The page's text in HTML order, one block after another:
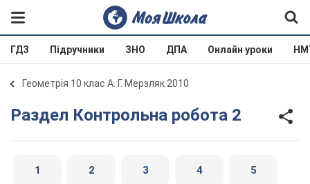
ГДЗ Підручники ЗНО ДПА Онлайн уроки
Геометрія 10 клас А. Г. Мерзляк 2010
Раздел Контрольна робота 2
1 2 3 4 5